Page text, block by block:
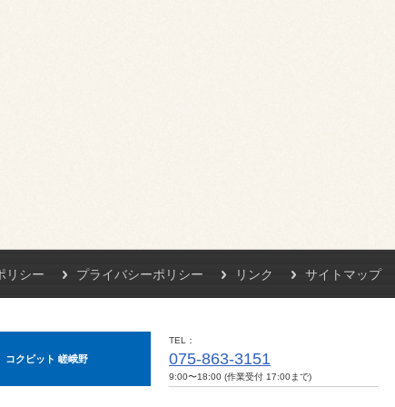
リシー プライバシーポリシー リンク サイトマップ
コクピット 嵯峨野
TEL
075-863-3151
9:00〜18:00 (作業受付 17:00まで)